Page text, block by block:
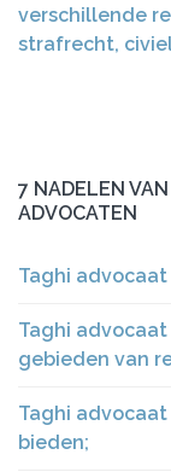
verschillende
strafrecht,
7 NADELEN
ADVOCATEN
Taghi advocaat
Taghi
gebieden van
Taghi
bieden;